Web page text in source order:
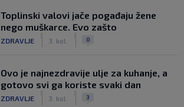
Toplinski valovi jače pogađaju žene
nego muškarce. Evo zašto
ZDRAVLJE 3. kol. 0
Ovo je najnezdravije ulje za kuhanje, a
gotovo svi ga koriste svaki dan
ZDRAVLJE 3. kol. 3